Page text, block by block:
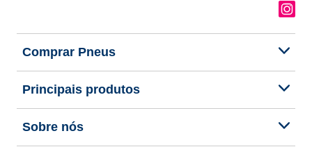
Comprar Pneus
Principais produtos
Sobre nós